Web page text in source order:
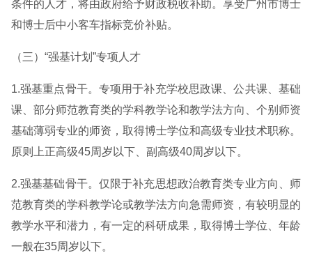
条件的人才，将由政府给予财政税收补助。享受广州市博士
和博士后中小客车指标竞价补贴。
（三）“强基计划”专项人才
1.强基重点骨干。专项用于补充学校思政课、公共课、基础
课、部分师范教育类的学科教学论和教学法方向、个别师资
基础薄弱专业的师资，取得博士学位和高级专业技术职称。
原则上正高级45周岁以下、副高级40周岁以下。
2.强基基础骨干。仅限于补充思想政治教育类专业方向、师
范教育类的学科教学论或教学法方向急需师资，有较明显的
教学水平和潜力，有一定的科研成果，取得博士学位、年龄
一般在35周岁以下。